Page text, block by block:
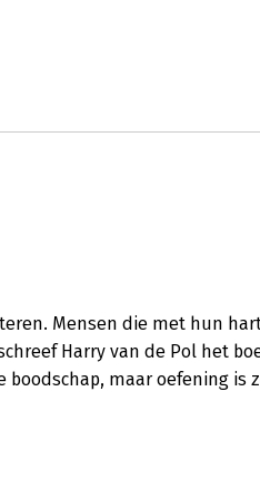
Mensen die met hun
Harry van de Pol het
maar oefening is